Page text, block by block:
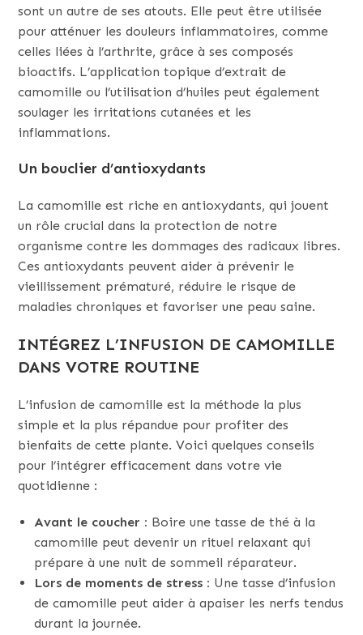
sont un autre de ses atouts. Elle peut être utilisée
pour atténuer les douleurs inflammatoires, comme
celles liées à l’arthrite, grâce à ses composés
bioactifs. L’application topique d’extrait de
camomille ou l’utilisation d’huiles peut également
soulager les irritations cutanées et les
inflammations.
Un bouclier d’antioxydants
La camomille est riche en antioxydants, qui jouent
un rôle crucial dans la protection de notre
organisme contre les dommages des radicaux libres.
Ces antioxydants peuvent aider à prévenir le
vieillissement prématuré, réduire le risque de
maladies chroniques et favoriser une peau saine.
INTÉGREZ L’INFUSION DE CAMOMILLE
DANS VOTRE ROUTINE
L’infusion de camomille est la méthode la plus
simple et la plus répandue pour profiter des
bienfaits de cette plante. Voici quelques conseils
pour l’intégrer efficacement dans votre vie
quotidienne :
Avant le coucher : Boire une tasse de thé à la
camomille peut devenir un rituel relaxant qui
prépare à une nuit de sommeil réparateur.
Lors de moments de stress : Une tasse d’infusion
de camomille peut aider à apaiser les nerfs tendus
durant la journée.